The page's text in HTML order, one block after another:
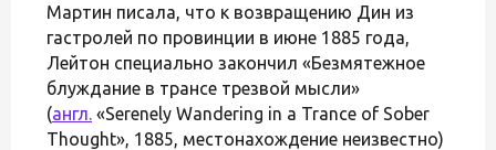
Мартин писала, что к возвращению Дин из
гастролей по провинции в июне 1885 года,
Лейтон специально закончил «Безмятежное
блуждание в трансе трезвой мысли»
(англ. «Serenely Wandering in a Trance of Sober
Thought», 1885, местонахождение неизвестно)